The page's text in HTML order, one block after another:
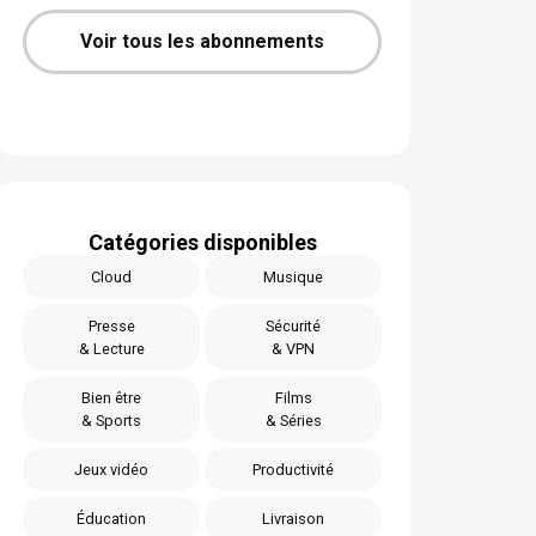
Voir tous les abonnements
Catégories disponibles
Cloud Musique
Presse
& Lecture
Sécurité
& VPN
Bien être
& Sports
Films
& Séries
Jeux vidéo Productivité
Éducation Livraison